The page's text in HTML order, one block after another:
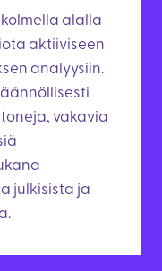
alalla
aktiiviseen
analyysiin.
vakavia
julkisista ja